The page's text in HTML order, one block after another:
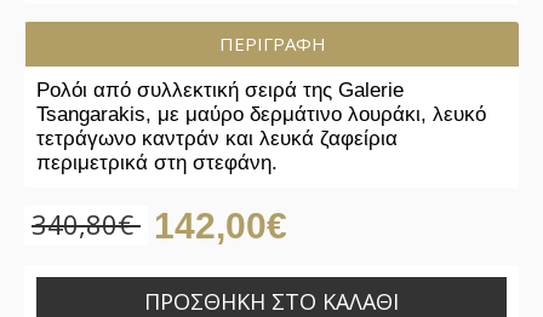
ΠΕΡΙΓΡΑΦΉ
Ρολόι από συλλεκτική σειρά της Galerie
Tsangarakis, με μαύρο δερμάτινο λουράκι, λευκό
τετράγωνο καντράν και λευκά ζαφείρια
περιμετρικά στη στεφάνη.
340,80€ 142,00€
ΠΡΟΣΘΉΚΗ ΣΤΟ ΚΑΛΆΘΙ